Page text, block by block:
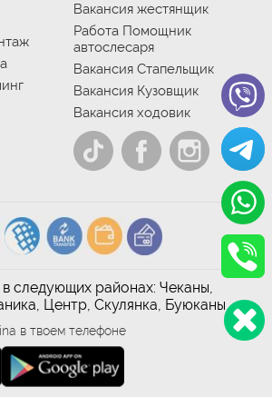
Вакансия жестянщик
Работа Помощник
автослесаря
Вакансия Стапельщик
Вакансия Кузовщик
Вакансия ходовик
следующих районах: Чеканы,
Центр, Скулянка, Буюканы
в твоем телефоне